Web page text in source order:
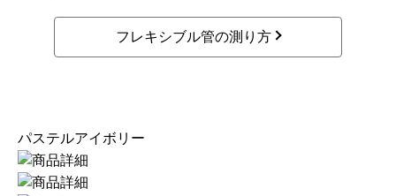
フレキシブル管の測り方
パステルアイボリー